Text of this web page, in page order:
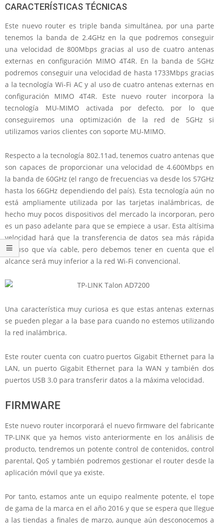
CARACTERÍSTICAS TÉCNICAS
Este nuevo router es triple banda simultánea, por una parte
tenemos la banda de 2.4GHz en la que podremos conseguir
una velocidad de 800Mbps gracias al uso de cuatro antenas
externas en configuración MIMO 4T4R. En la banda de 5GHz
podremos conseguir una velocidad de hasta 1733Mbps gracias
a la tecnología Wi-Fi AC y al uso de cuatro antenas externas en
configuración MIMO 4T4R. Este nuevo router incorpora la
tecnología MU-MIMO activada por defecto, por lo que
conseguiremos una optimización de la red de 5GHz si
utilizamos varios clientes con soporte MU-MIMO.
Respecto a la tecnología 802.11ad, tenemos cuatro antenas que
son capaces de proporcionar una velocidad de 4.600Mbps en
la banda de 60GHz (el rango de frecuencias va desde los 57GHz
hasta los 66GHz dependiendo del país). Esta tecnología aún no
está ampliamente utilizada por las tarjetas inalámbricas, de
hecho muy pocos dispositivos del mercado la incorporan, pero
es un paso adelante para que se empiece a usar. Esta altísima
velocidad hará que la transferencia de datos sea más rápida
incluso que vía cable, pero debemos tener en cuenta que el
alcance será muy inferior a la red Wi-Fi convencional.
Una característica muy curiosa es que estas antenas externas
se pueden plegar a la base para cuando no estemos utilizando
la red inalámbrica.
Este router cuenta con cuatro puertos Gigabit Ethernet para la
LAN, un puerto Gigabit Ethernet para la WAN y también dos
puertos USB 3.0 para transferir datos a la máxima velocidad.
FIRMWARE
Este nuevo router incorporará el nuevo firmware del fabricante
TP-LINK que ya hemos visto anteriormente en los análisis de
producto, tendremos un potente control de contenidos, control
parental, QoS y también podremos gestionar el router desde la
aplicación móvil que ya existe.
Por tanto, estamos ante un equipo realmente potente, el tope
de gama de la marca en el año 2016 y que se espera que llegue
a las tiendas a finales de marzo, aunque aún desconocemos a